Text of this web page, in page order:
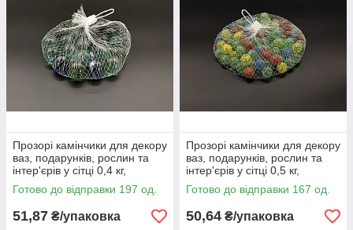
Прозорі камінчики для декору
ваз, подарунків, рослин та
інтер'єрів у сітці 0,4 кг,
великого розміру (25мм),
кольорові
Готово до відправки 197 од.
51,87 ₴/упаковка
Прозорі камінчики для декору
ваз, подарунків, рослин та
інтер'єрів у сітці 0,5 кг,
великого розміру, кольорові
Готово до відправки 167 од.
50,64 ₴/упаковка